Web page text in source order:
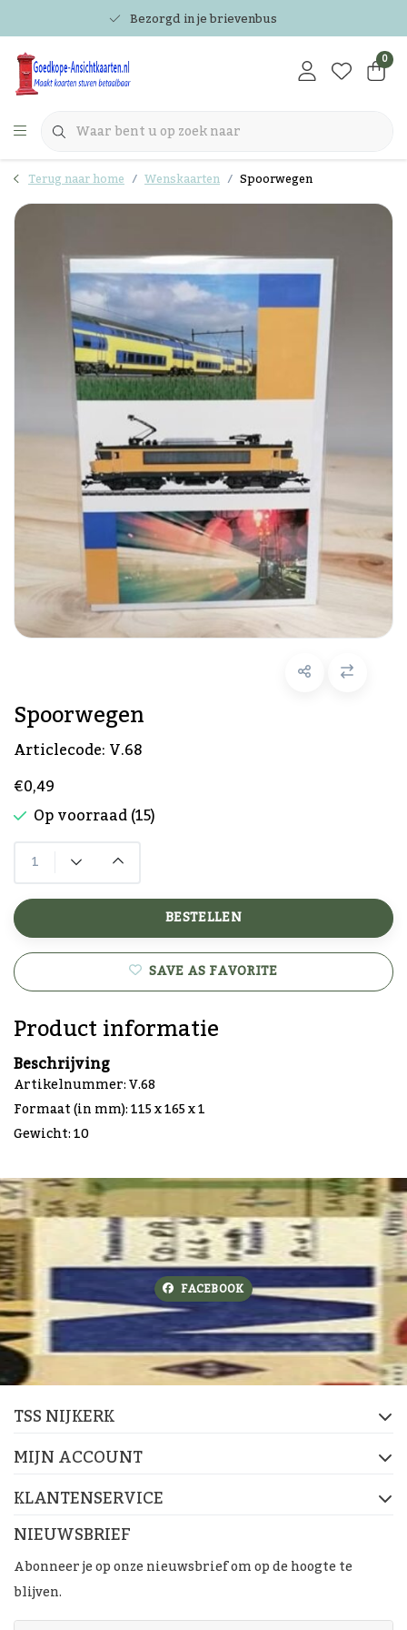
Bezorgd in je brievenbus
0
Terug naar home Wenskaarten Spoorwegen
Spoorwegen
Articlecode:V.68
€0,49
Op voorraad (15)
BESTELLEN
SAVE AS FAVORITE
Product informatie
Beschrijving
Artikelnummer: V.68
Formaat (in mm): 115 x 165 x 1
Gewicht: 10
FACEBOOK
TSS NIJKERK
MIJN ACCOUNT
KLANTENSERVICE
NIEUWSBRIEF
Abonneer je op onze nieuwsbrief om op de hoogte te
blijven.